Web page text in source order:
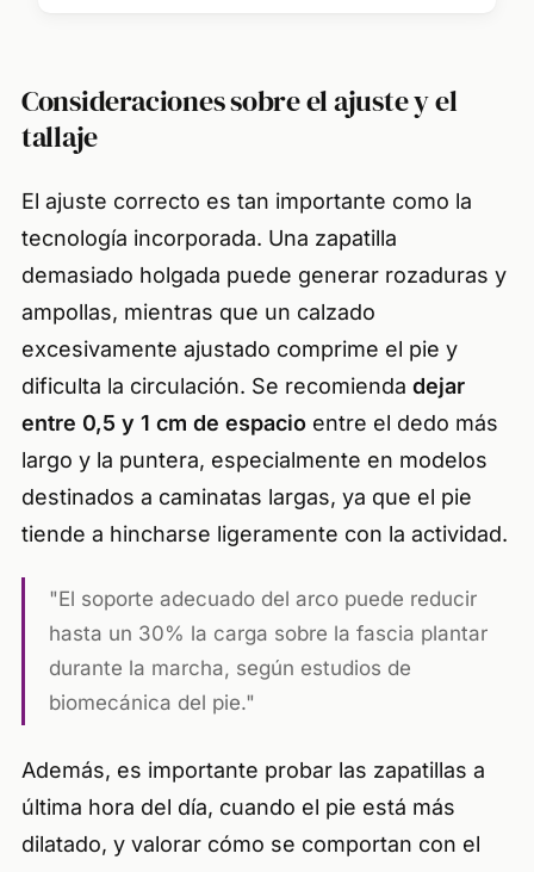
Consideraciones sobre el ajuste y el
tallaje
El ajuste correcto es tan importante como la
tecnología incorporada. Una zapatilla
demasiado holgada puede generar rozaduras y
ampollas, mientras que un calzado
excesivamente ajustado comprime el pie y
dificulta la circulación. Se recomienda dejar
entre 0,5 y 1 cm de espacioentre el dedo más
largo y la puntera, especialmente en modelos
destinados a caminatas largas, ya que el pie
tiende a hincharse ligeramente con la actividad.
"El soporte adecuado del arco puede reducir
hasta un 30% la carga sobre la fascia plantar
durante la marcha, según estudios de
biomecánica del pie."
Además, es importante probar las zapatillas a
última hora del día, cuando el pie está más
dilatado, y valorar cómo se comportan con el